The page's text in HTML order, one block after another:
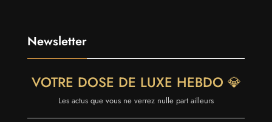
Newsletter
VOTRE DOSE DE LUXE HEBDO 💎
Les actus que vous ne verrez nulle part ailleurs